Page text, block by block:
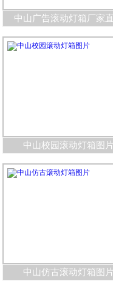
中山广告滚动灯箱厂家
中山校园滚动灯箱图片
中山仿古滚动灯箱图片